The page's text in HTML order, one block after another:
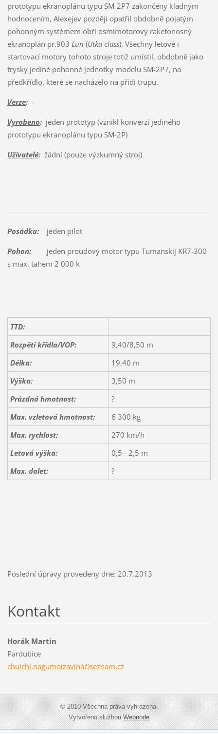
prototypu ekranoplánu typu SM-2P7 zakončeny kladným
hodnocením, Alexejev později opatřil obdobně pojatým
pohonným systémem obří osmimotorový raketonosný
ekranoplán pr.903 Lun (Utka class). Všechny letové i
startovací motory tohoto stroje totiž umístil, obdobně jako
trysky jediné pohonné jednotky modelu SM-2P7, na
předkřídlo, které se nacházelo na přídi trupu.
Verze:-
Vyrobeno:jeden prototyp (vznikl konverzí jediného
prototypu ekranoplánu typu SM-2P)
Uživatelé:žádní (pouze výzkumný stroj)
Posádka:jeden pilot
Pohon:jeden proudový motor typu Tumanskij KR7-300
s max. tahem 2 000 k
TTD:
Rozpětí křídla/VOP:
9,40/8,50 m
Délka:
19,40 m
Výška:
3,50 m
Prázdná hmotnost:
?
Max. vzletová hmotnost:
6 300 kg
Max. rychlost:
270 km/h
Letová výška:
0,5 - 2,5 m
Max. dolet:
?
Poslední úpravy provedeny dne: 20.7.2013
Kontakt
Horák Martin
Pardubice
chuichi.nagumo(zavináč)seznam.cz
© 2010 Všechna práva vyhrazena.
Vytvořeno službouWebnode